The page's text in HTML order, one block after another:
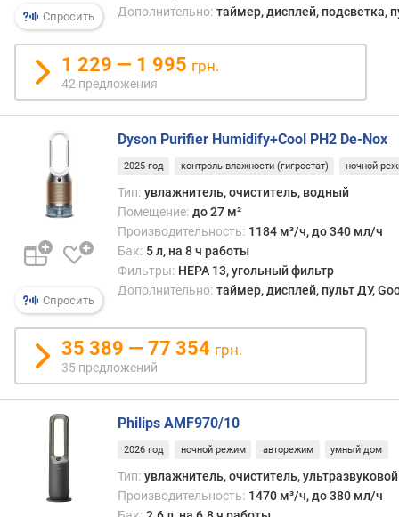
H
E
P
A
-
ф
и
ь
р
у
п
а
е
и
м
Спросить
Дополнительно: таймер, дисплей, подсветка,
1 229 — 1 995 грн.
42 предложения
Спросить
Dyson Purifier Humidify+Cool PH2 De-Nox
2025 год контроль влажности (гигростат) ночной
Тип: увлажнитель, очиститель, водный
Помещение: до 27 м²
Производительность: 1184 м³/ч, до 340 мл/ч
Бак: 5 л, на 8 ч работы
Фильтры: HEPA 13, угольный фильтр
Дополнительно: таймер, дисплей, пульт ДУ,
35 389 — 77 354 грн.
35 предложений
Philips AMF970/10
2026 год ночной режим авторежим умный дом
Тип: увлажнитель, очиститель, ультразвуковой
Производительность: 1470 м³/ч, до 380 мл/ч